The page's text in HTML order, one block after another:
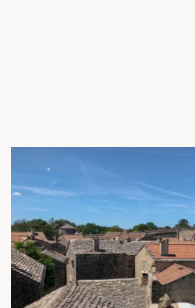
incontournable, attirant des visiteurs
Massif des Maures
Le massif des Maures est une petite
du sud de la France. Située dans le
entre Hyères et Fréjus. Ce massif
visiteurs une expérience inoubliable
paysages spectaculaires, flore
préservé.
Découvrez la diversité et la richesse